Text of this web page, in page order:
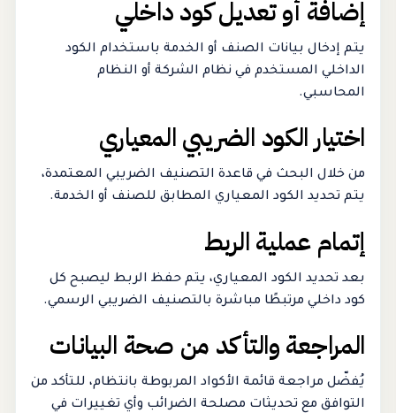
إضافة أو تعديل كود داخلي
يتم إدخال بيانات الصنف أو الخدمة باستخدام الكود
الداخلي المستخدم في نظام الشركة أو النظام
المحاسبي.
اختيار الكود الضريبي المعياري
من خلال البحث في قاعدة التصنيف الضريبي المعتمدة،
يتم تحديد الكود المعياري المطابق للصنف أو الخدمة.
إتمام عملية الربط
بعد تحديد الكود المعياري، يتم حفظ الربط ليصبح كل
كود داخلي مرتبطًا مباشرة بالتصنيف الضريبي الرسمي.
المراجعة والتأكد من صحة البيانات
يُفضّل مراجعة قائمة الأكواد المربوطة بانتظام، للتأكد من
التوافق مع تحديثات مصلحة الضرائب وأي تغييرات في